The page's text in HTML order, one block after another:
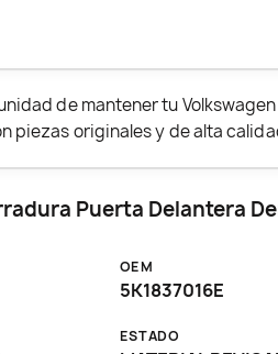
de mantener tu Volkswagen
piezas originales y de alta
Puerta Delantera
OEM
5K1837016E
ESTADO